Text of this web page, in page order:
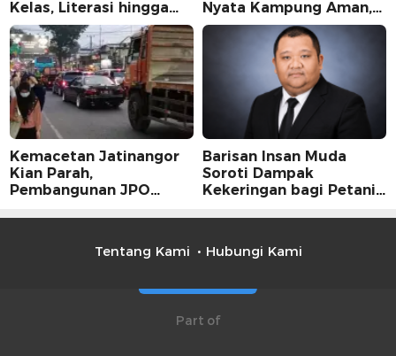
Kelas, Literasi hingga
UMKM Digital Jadi
Fokus
Nyata Kampung Aman,
Bersih, dan Mandiri
Kemacetan Jatinangor
Kian Parah,
Pembangunan JPO
Barisan Insan Muda
Soroti Dampak
Kekeringan bagi Petani,
Tentang Kami
Hubungi Kami
Part of